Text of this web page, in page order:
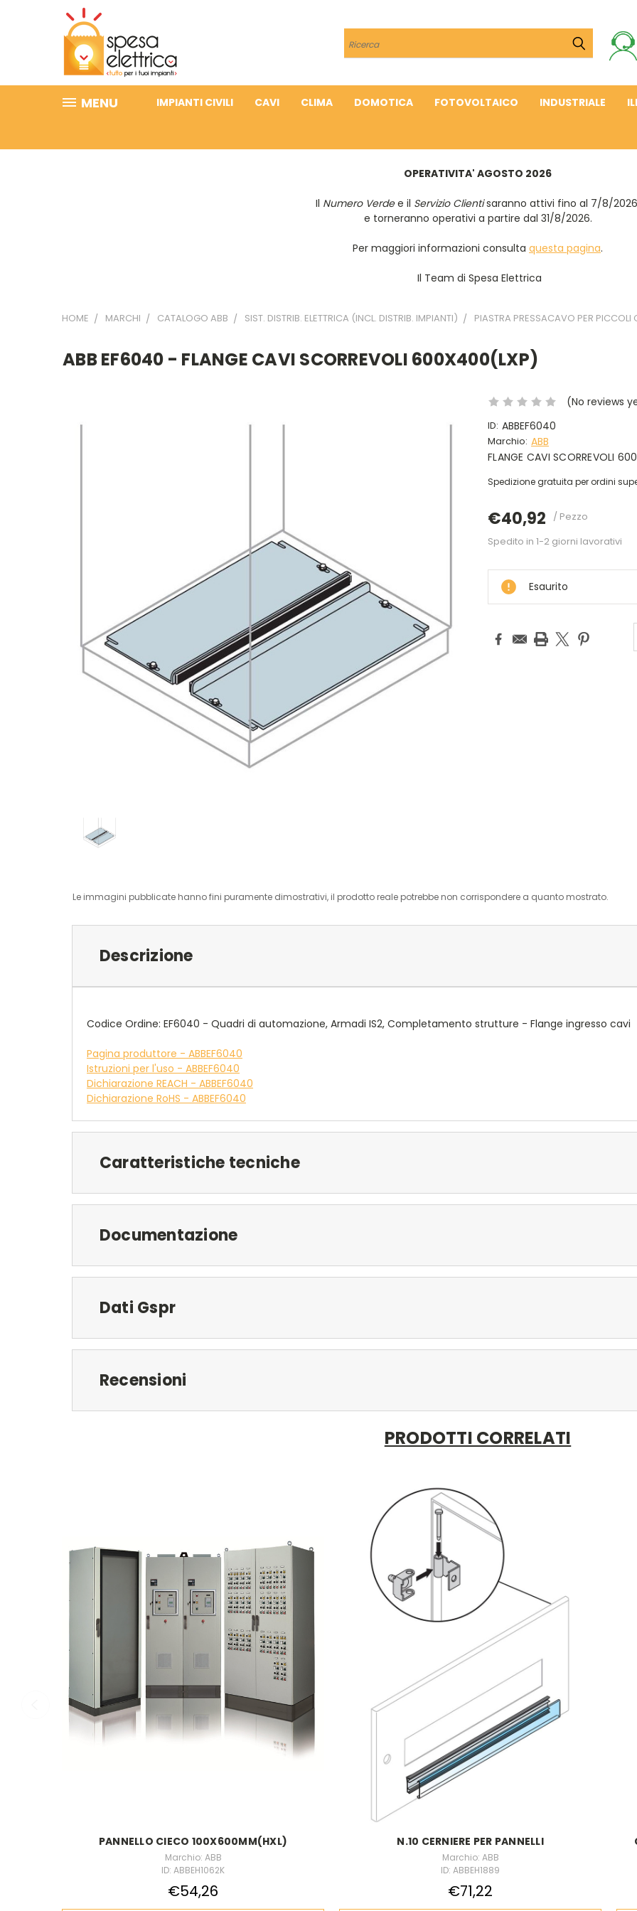
Cerca
MENU IMPIANTI CIVILI CAVI CLIMA DOMOTICA FOTOVOLTAICO INDUSTRIALE
OPERATIVITA' AGOSTO 2026
Il Numero Verdee il Servizio Clientisaranno attivi fino al 7/8/2026
e torneranno operativi a partire dal 31/8/2026.
Per maggiori informazioni consulta questa pagina.
Il Team di Spesa Elettrica
HOME MARCHI CATALOGO ABB SIST. DISTRIB. ELETTRICA (INCL. DISTRIB. IMPIANTI) PIASTRA PRESSACAVO PER PICCOLI
ABB EF6040 - FLANGE CAVI SCORREVOLI 600X400(LXP)
(No reviews
ID: ABBEF6040
Marchio: ABB
FLANGE CAVI SCORREVOLI
Spedizione gratuita per ordini
€40,92 / Pezzo
DISPONIBILE
Spedito in 1-2 giorni lavorativi
Esaurito
Le immagini pubblicate hanno fini puramente dimostrativi, il prodotto reale potrebbe non corrispondere a quanto mostrato.
Descrizione
Codice Ordine: EF6040 - Quadri di automazione, Armadi IS2, Completamento strutture - Flange ingresso cavi
Pagina produttore - ABBEF6040
Istruzioni per l'uso - ABBEF6040
Dichiarazione REACH - ABBEF6040
Dichiarazione RoHS - ABBEF6040
Caratteristiche tecniche
Documentazione
Dati Gspr
Recensioni
PRODOTTI CORRELATI
PANNELLO CIECO 100X600MM(HXL)
Marchio: ABB
ID: ABBEH1062K
€54,26
N.10 CERNIERE PER PANNELLI
Marchio: ABB
ID: ABBEH1889
€71,22